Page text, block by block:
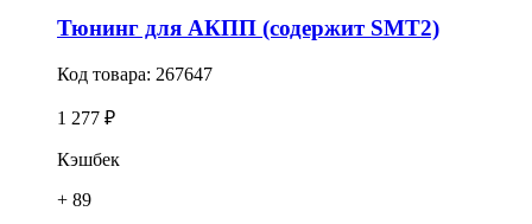
Тюнинг для АКПП (содержит SMT2)
Код товара: 267647
1 277 ₽
Кэшбек
+ 89